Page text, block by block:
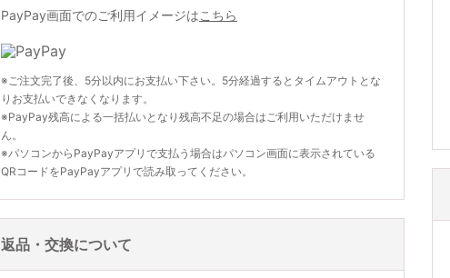
PayPay画面でのご利用イメージはこちら
※ご注文完了後、5分以内にお支払い下さい。5分経過するとタイムアウトとな
りお支払いできなくなります。
※PayPay残高による一括払いとなり残高不足の場合はご利用いただけませ
ん。
※パソコンからPayPayアプリで支払う場合はパソコン画面に表示されている
QRコードをPayPayアプリで読み取ってください。
返品・交換について